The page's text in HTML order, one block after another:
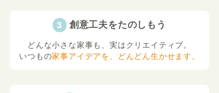
創意工夫をたのしもう
どんな小さな家事も、実はクリエイティブ。
いつもの家事アイデアを、どんどん生かせます。